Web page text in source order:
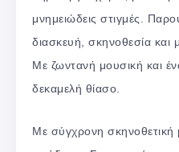
μνημειώδεις στιγμές.
διασκευή, σκηνοθεσία και
Με ζωντανή μουσική και
δεκαμελή θίασο.
Με σύγχρονη σκηνοθετική